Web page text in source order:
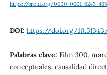
https://orcid.org/0000-0001-6243-
DOI: https://doi.org/10.51343/
Palabras clave: Film 300,
conceptuales, causalidad